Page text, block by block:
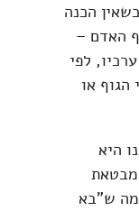
הכנה
האדם –
לפי
הגוף או
היא
מבטאת
ש"בא